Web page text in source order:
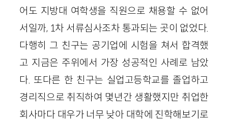
어도 지방대 여학생을 직원으로 채용할 수 없어
서일까, 1차 서류심사조차 통과되는 곳이 없었다.
다행히 그 친구는 공기업에 시험을 쳐서 합격했
고 지금은 주위에서 가장 성공적인 사례로 남았
다. 또다른 한 친구는 실업고등학교를 졸업하고
경리직으로 취직하여 몇년간 생활했지만 취업한
회사마다 대우가 너무 낮아 대학에 진학해보기로